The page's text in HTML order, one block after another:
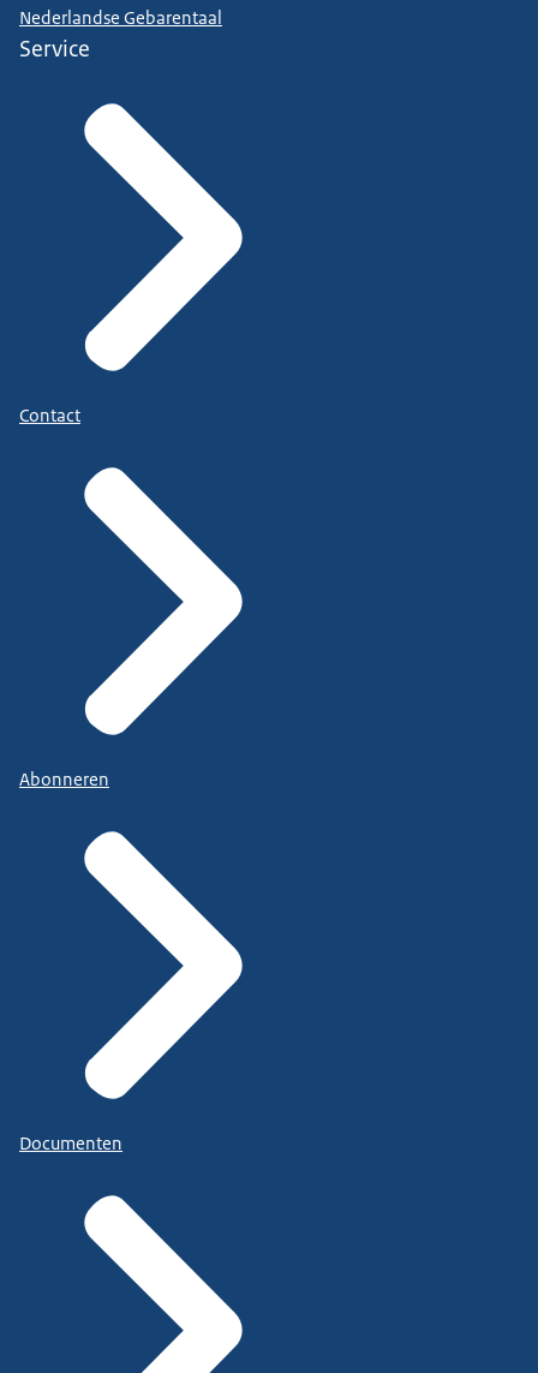
Nederlandse Gebarentaal
Service
Contact
Abonneren
Documenten